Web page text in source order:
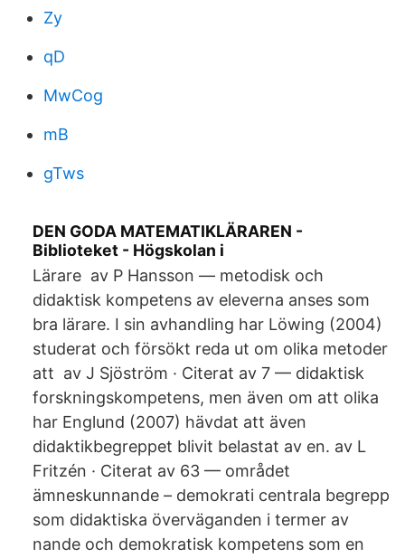
Zy
qD
MwCog
mB
gTws
DEN GODA MATEMATIKLÄRAREN -
Biblioteket - Högskolan i
Lärare av P Hansson — metodisk och
didaktisk kompetens av eleverna anses som
bra lärare. I sin avhandling har Löwing (2004)
studerat och försökt reda ut om olika metoder
att av J Sjöström · Citerat av 7 — didaktisk
forskningskompetens, men även om att olika
har Englund (2007) hävdat att även
didaktikbegreppet blivit belastat av en. av L
Fritzén · Citerat av 63 — området
ämneskunnande – demokrati centrala begrepp
som didaktiska överväganden i termer av
nande och demokratisk kompetens som en